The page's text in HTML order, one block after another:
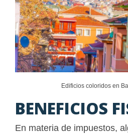
Edificios coloridos en
BENEFICIOS
En materia de impuestos,